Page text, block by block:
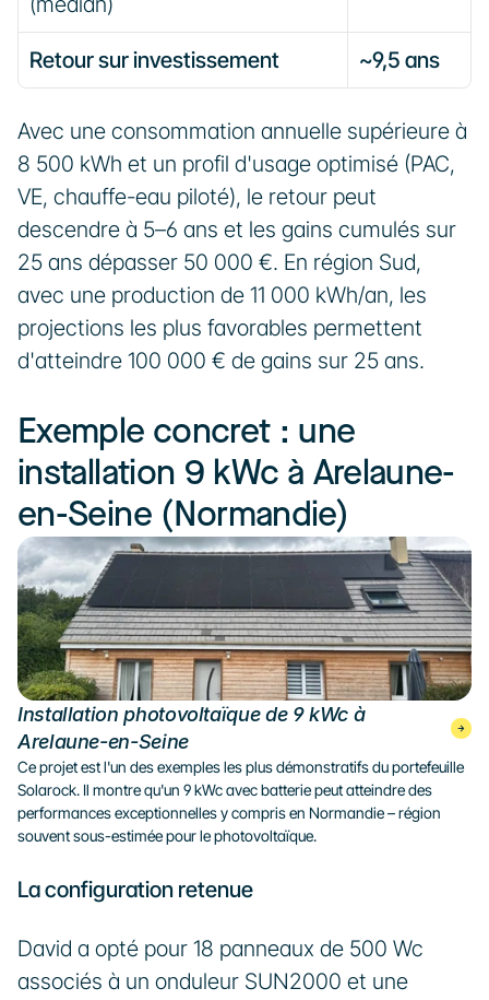
Retour sur investissement ~9,5 ans
Avec une consommation annuelle supérieure à
8 500 kWh et un profil d'usage optimisé (PAC,
VE, chauffe-eau piloté), le retour peut
descendre à 5–6 ans et les gains cumulés sur
25 ans dépasser 50 000 €. En région Sud,
avec une production de 11 000 kWh/an, les
projections les plus favorables permettent
d'atteindre 100 000 € de gains sur 25 ans.
Exemple concret : une
installation 9 kWc à Arelaune-
en-Seine (Normandie)
Installation photovoltaïque de 9 kWc à
Arelaune-en-Seine
Ce projet est l'un des exemples les plus démonstratifs du portefeuille
Solarock. Il montre qu'un 9 kWc avec batterie peut atteindre des
performances exceptionnelles y compris en Normandie – région
souvent sous-estimée pour le photovoltaïque.
La configuration retenue
David a opté pour 18 panneaux de 500 Wc
associés à un onduleur SUN2000 et une